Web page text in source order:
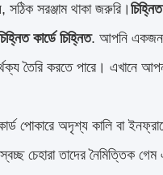
সরঞ্জাম থাকা জরুরি।
কার্ডে চিহ্নিত. আপনি একজন
তৈরি করতে পারে। এখানে
পোকারে অদৃশ্য কালি বা
চেহারা তাদের নৈমিত্তিক